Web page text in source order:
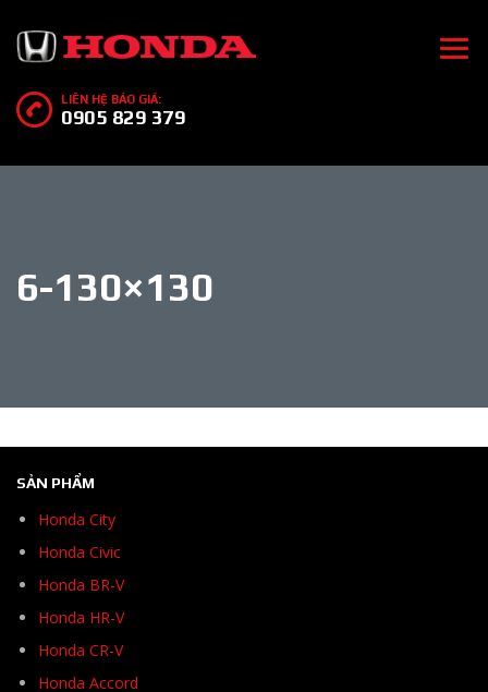
LIÊN HỆ BÁO GIÁ:
0905 829 379
6-130×130
SẢN PHẨM
Honda City
Honda Civic
Honda BR-V
Honda HR-V
Honda CR-V
Honda Accord